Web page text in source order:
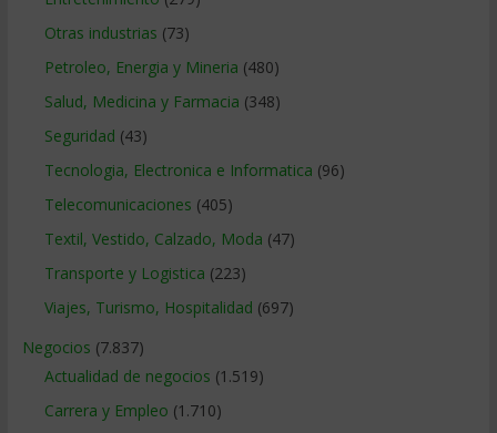
Otras industrias (73)
Petroleo, Energia y Mineria (480)
Salud, Medicina y Farmacia (348)
Seguridad (43)
Tecnologia, Electronica e Informatica (96)
Telecomunicaciones (405)
Textil, Vestido, Calzado, Moda (47)
Transporte y Logistica (223)
Viajes, Turismo, Hospitalidad (697)
Negocios (7.837)
Actualidad de negocios (1.519)
Carrera y Empleo (1.710)